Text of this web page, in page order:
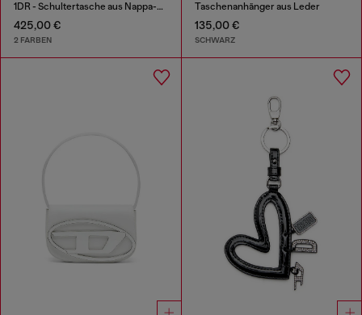
1DR - Schultertasche aus Nappa-Leder
425,00 €
2 FARBEN
Taschenanhänger aus Leder
135,00 €
SCHWARZ